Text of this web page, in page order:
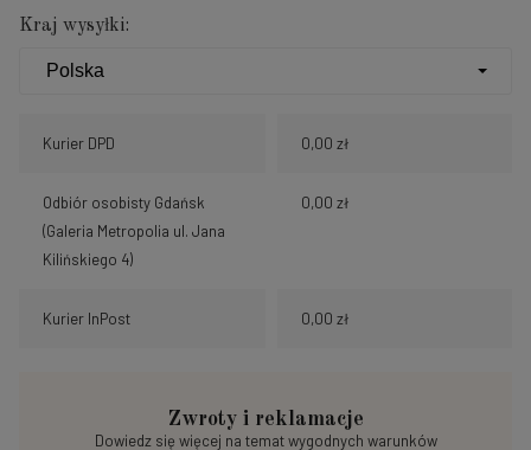
Kraj wysyłki:
Kurier DPD 0,00 zł
Odbiór osobisty Gdańsk
(Galeria Metropolia ul. Jana
Kilińskiego 4)
0,00 zł
Kurier InPost 0,00 zł
Zwroty i reklamacje
Dowiedz się więcej na temat wygodnych warunków